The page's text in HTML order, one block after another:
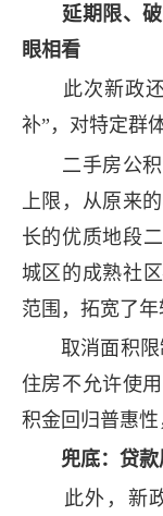
延期限、
眼相看
此次新政还
补”，对特定群
二手房公积
上限，从原来
长的优质地段
城区的成熟社
范围，拓宽了年
取消面积限
住房不允许使
积金回归普惠性
兜底：贷
此外，新政